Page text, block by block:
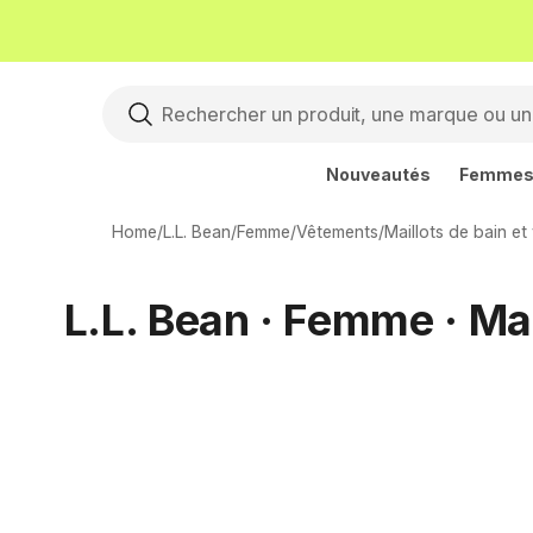
Nouveautés Femmes
Home/L.L. Bean/Femme/Vêtements/Maillots de bain
L.L. Bean · Femme ·